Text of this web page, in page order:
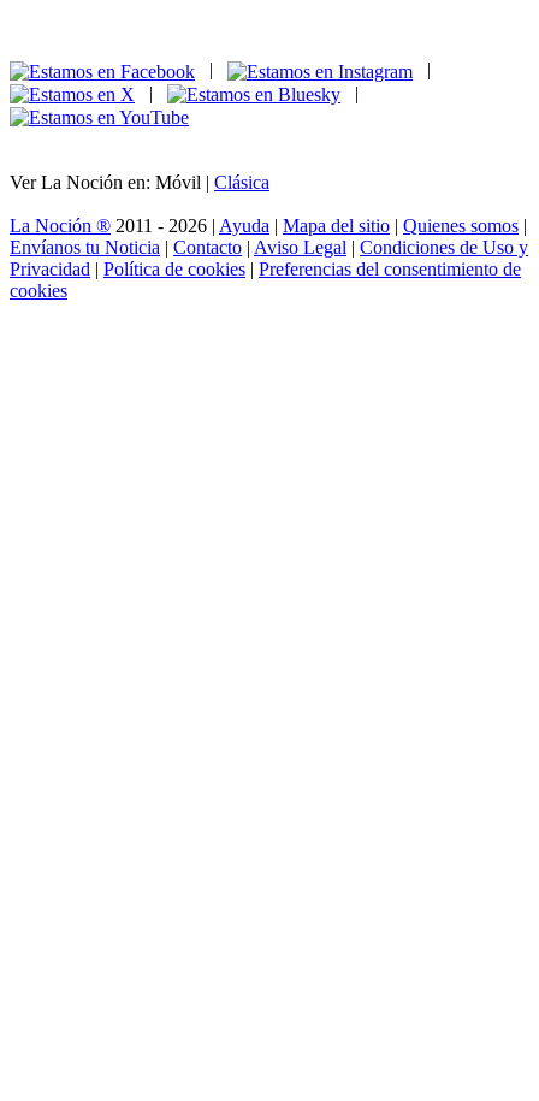
|
|
|
|
Ver La Noción en: Móvil | Clásica
La Noción ® 2011 - 2026 | Ayuda | Mapa del sitio | Quienes somos |
Envíanos tu Noticia | Contacto | Aviso Legal | Condiciones de Uso y
Privacidad | Política de cookies | Preferencias del consentimiento de
cookies